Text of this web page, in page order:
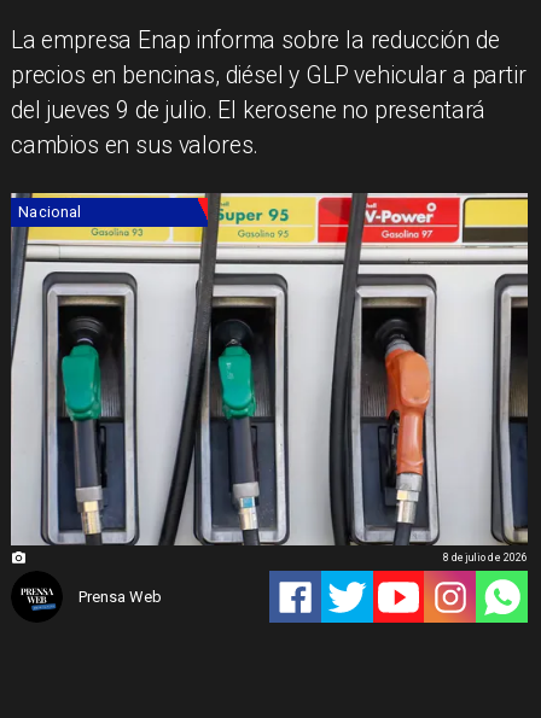
La empresa Enap informa sobre la reducción de
precios en bencinas, diésel y GLP vehicular a partir
del jueves 9 de julio. El kerosene no presentará
cambios en sus valores.
Nacional
Prensa Web
8 de julio de 2026